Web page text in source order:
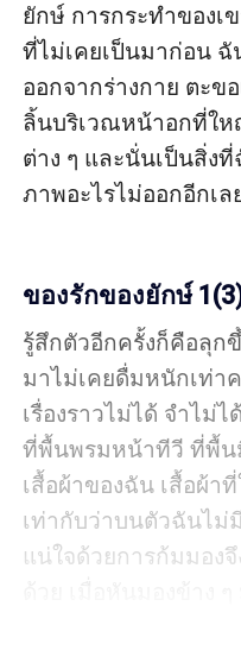
ยักษ์ การกระทำของ
ที่ไม่เคยเป็นมาก่อน ฉั
ออกจากร่างกาย ตะข
ลิ้นบริเวณหน้าอกที่ใ
ต่าง ๆ และนั่นเป็นสิ่ง
ภาพอะไรไม่ออกอีกเล
ของรักของยักษ์
รู้สึกตัวอีกครั้งก็คือลุก
มาไม่เคยดื่มหนักเท่า
เรื่องราวไม่ได้ จำไม่
ที่พื้นพรมหน้าทีวี ที่พื้น
เสื้อผ้าของฉัน เสื้อผ้า
เท่ากับว่าบนตัวฉันไม่
แน่ใจด้วยการก้มมองจึ